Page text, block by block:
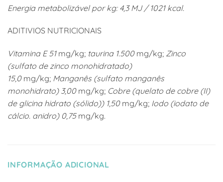
Energia metabolizável por kg: 4,3 MJ / 1021 kcal.
ADITIVIOS NUTRICIONAIS
Vitamina E 51 mg/kg; taurina 1.500 mg/kg; Zinco
(sulfato de zinco monohidratado)
15,0 mg/kg; Manganês (sulfato manganês
monohidrato) 3,00 mg/kg; Cobre (quelato de cobre (II)
de glicina hidrato (sólido)) 1,50 mg/kg; Iodo (iodato de
cálcio. anidro) 0,75 mg/kg.
INFORMAÇÃO ADICIONAL